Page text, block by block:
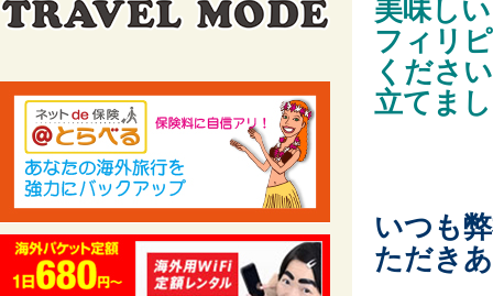
美味し
フィリ
くださ
立てま
いつも
ただき